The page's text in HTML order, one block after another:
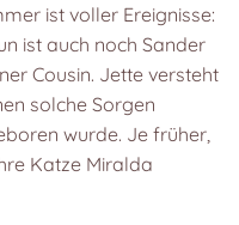
ist voller Ereignisse:
ist auch noch Sander
Cousin. Jette versteht
solche Sorgen
wurde. Je früher,
Katze Miralda